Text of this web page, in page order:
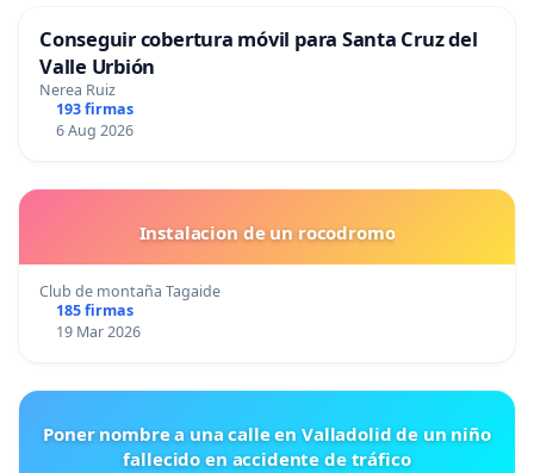
Conseguir cobertura móvil para Santa Cruz del
Valle Urbión
Nerea Ruiz
193 firmas
6 Aug 2026
Instalacion de un rocodromo
Club de montaña Tagaide
185 firmas
19 Mar 2026
Poner nombre a una calle en Valladolid de un niño
fallecido en accidente de tráfico